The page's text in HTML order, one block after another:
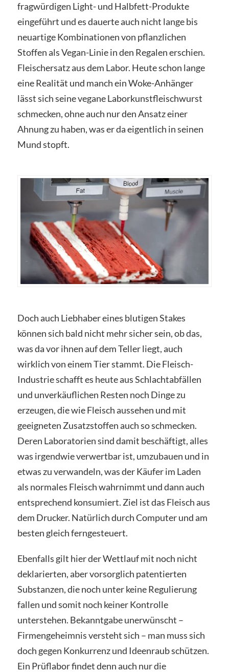
fragwürdigen Light- und Halbfett-Produkte
eingeführt und es dauerte auch nicht lange bis
neuartige Kombinationen von pflanzlichen
Stoffen als Vegan-Linie in den Regalen erschien.
Fleischersatz aus dem Labor. Heute schon lange
eine Realität und manch ein Woke-Anhänger
lässt sich seine vegane Laborkunstfleischwurst
schmecken, ohne auch nur den Ansatz einer
Ahnung zu haben, was er da eigentlich in seinen
Mund stopft.
Doch auch Liebhaber eines blutigen Stakes
können sich bald nicht mehr sicher sein, ob das,
was da vor ihnen auf dem Teller liegt, auch
wirklich von einem Tier stammt. Die Fleisch-
Industrie schafft es heute aus Schlachtabfällen
und unverkäuflichen Resten noch Dinge zu
erzeugen, die wie Fleisch aussehen und mit
geeigneten Zusatzstoffen auch so schmecken.
Deren Laboratorien sind damit beschäftigt, alles
was irgendwie verwertbar ist, umzubauen und in
etwas zu verwandeln, was der Käufer im Laden
als normales Fleisch wahrnimmt und dann auch
entsprechend konsumiert. Ziel ist das Fleisch aus
dem Drucker. Natürlich durch Computer und am
besten gleich ferngesteuert.
Ebenfalls gilt hier der Wettlauf mit noch nicht
deklarierten, aber vorsorglich patentierten
Substanzen, die noch unter keine Regulierung
fallen und somit noch keiner Kontrolle
unterstehen. Bekanntgabe unerwünscht –
Firmengeheimnis versteht sich – man muss sich
doch gegen Konkurrenz und Ideenraub schützen.
Ein Prüflabor findet denn auch nur die